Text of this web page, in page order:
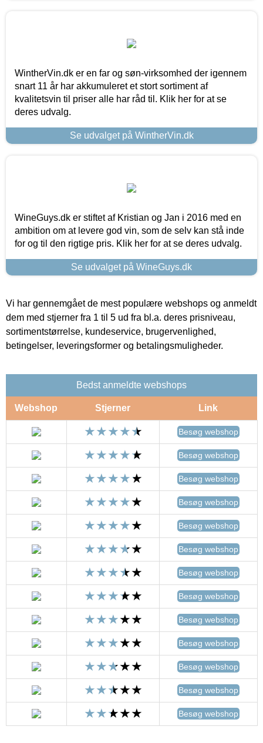
WintherVin.dk er en far og søn-virksomhed der igennem
snart 11 år har akkumuleret et stort sortiment af
kvalitetsvin til priser alle har råd til. Klik her for at se
deres udvalg.
Se udvalget på WintherVin.dk
WineGuys.dk er stiftet af Kristian og Jan i 2016 med en
ambition om at levere god vin, som de selv kan stå inde
for og til den rigtige pris. Klik her for at se deres udvalg.
Se udvalget på WineGuys.dk
Vi har gennemgået de mest populære webshops og anmeldt
dem med stjerner fra 1 til 5 ud fra bl.a. deres prisniveau,
sortimentstørrelse, kundeservice, brugervenlighed,
betingelser, leveringsformer og betalingsmuligheder.
Bedst anmeldte webshops
Webshop Stjerner Link
Besøg webshop
Besøg webshop
Besøg webshop
Besøg webshop
Besøg webshop
Besøg webshop
Besøg webshop
Besøg webshop
Besøg webshop
Besøg webshop
Besøg webshop
Besøg webshop
Besøg webshop